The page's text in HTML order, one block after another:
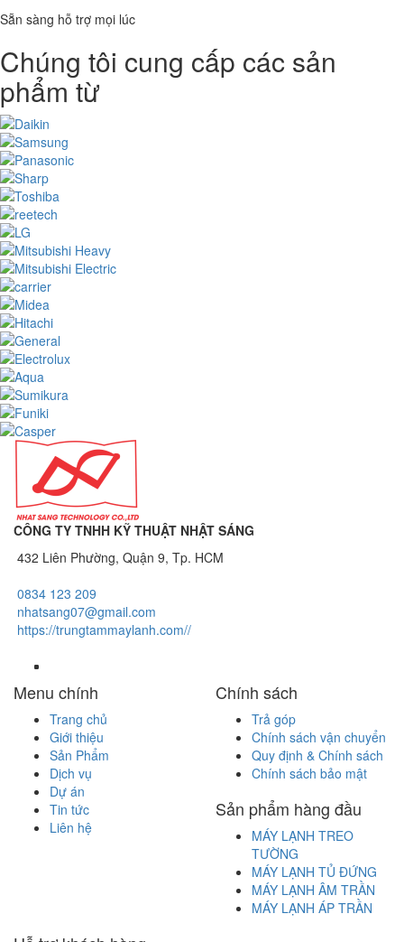
Sẵn sàng hỗ trợ mọi lúc
Chúng tôi cung cấp các sản
phẩm từ
CÔNG TY TNHH KỸ THUẬT NHẬT SÁNG
432 Liên Phường, Quận 9, Tp. HCM
0834 123 209
nhatsang07@gmail.com
https://trungtammaylanh.com//
Menu chính
Trang chủ
Giới thiệu
Sản Phẩm
Dịch vụ
Dự án
Tin tức
Liên hệ
Chính sách
Trả góp
Chính sách vận chuyển
Quy định & Chính sách
Chính sách bảo mật
Sản phẩm hàng đầu
MÁY LẠNH TREO
TƯỜNG
MÁY LẠNH TỦ ĐỨNG
MÁY LẠNH ÂM TRẦN
MÁY LẠNH ÁP TRẦN